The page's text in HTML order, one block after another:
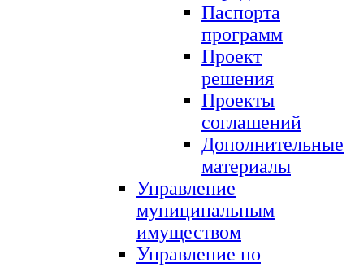
Паспорта
программ
Проект
решения
Проекты
соглашений
Дополнительные
материалы
Управление
муниципальным
имуществом
Управление по